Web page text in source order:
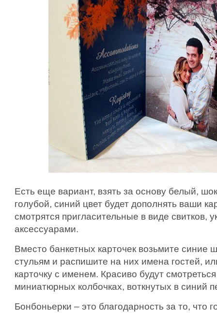
Есть еще вариант, взять за основу белый,
голубой, синий цвет будет дополнять ваши
смотрятся пригласительные в виде свитков,
аксессуарами.
Вместо банкетных карточек возьмите синие
стульям и распишите на них имена гостей,
карточку с именем. Красиво будут
миниатюрных колбочках, воткнутых в синий
Бонбоньерки – это благодарность за то, что